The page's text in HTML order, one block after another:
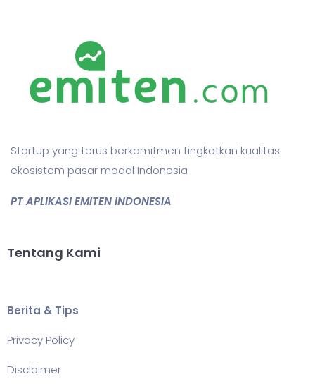
Startup yang terus berkomitmen tingkatkan kualitas
ekosistem pasar modal Indonesia
PT APLIKASI EMITEN INDONESIA
Tentang Kami
Berita & Tips
Privacy Policy
Disclaimer